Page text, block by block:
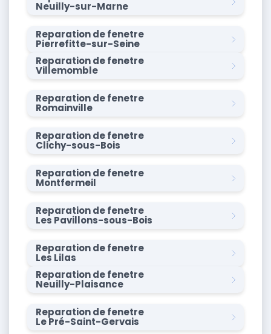
Neuilly-sur-Marne
Reparation de fenetre
Pierrefitte-sur-Seine
Reparation de fenetre
Villemomble
Reparation de fenetre
Romainville
Reparation de fenetre
Clichy-sous-Bois
Reparation de fenetre
Montfermeil
Reparation de fenetre
Les Pavillons-sous-Bois
Reparation de fenetre
Les Lilas
Reparation de fenetre
Neuilly-Plaisance
Reparation de fenetre
Le Pré-Saint-Gervais